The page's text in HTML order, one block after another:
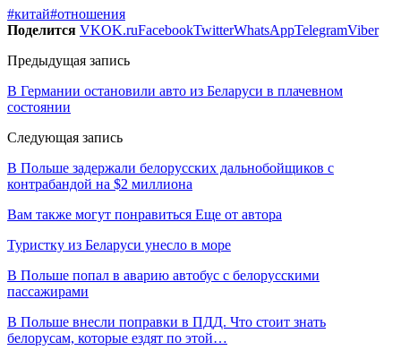
#китай#отношения
Поделится VKOK.ruFacebookTwitterWhatsAppTelegramViber
Предыдущая запись
В Германии остановили авто из Беларуси в плачевном
состоянии
Следующая запись
В Польше задержали белорусских дальнобойщиков с
контрабандой на $2 миллиона
Вам также могут понравиться Еще от автора
Туристку из Беларуси унесло в море
В Польше попал в аварию автобус с белорусскими
пассажирами
В Польше внесли поправки в ПДД. Что стоит знать
белорусам, которые ездят по этой…